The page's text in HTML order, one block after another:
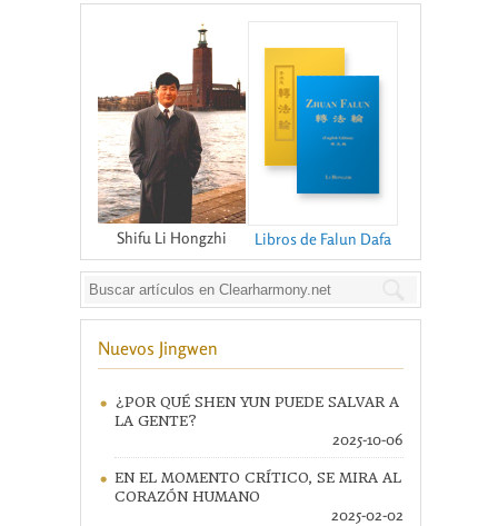
Shifu Li Hongzhi Libros de Falun Dafa
Nuevos Jingwen
¿POR QUÉ SHEN YUN PUEDE SALVAR A
LA GENTE?
2025-10-06
EN EL MOMENTO CRÍTICO, SE MIRA AL
CORAZÓN HUMANO
2025-02-02